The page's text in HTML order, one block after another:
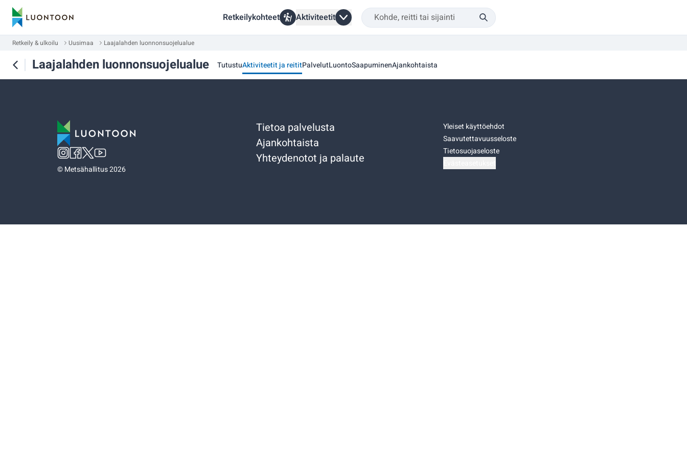
Retkeilykohteet Aktiviteetit
Retkeily & ulkoilu Uusimaa Laajalahden luonnonsuojelualue
Laajalahden luonnonsuojelualue TutustuAktiviteetit ja reititPalvelutLuontoSaapuminenAjankohtaista
©Metsähallitus 2026
Tietoa palvelusta
Ajankohtaista
Yhteydenotot ja palaute
Yleiset käyttöehdot
Saavutettavuusseloste
Tietosuojaseloste